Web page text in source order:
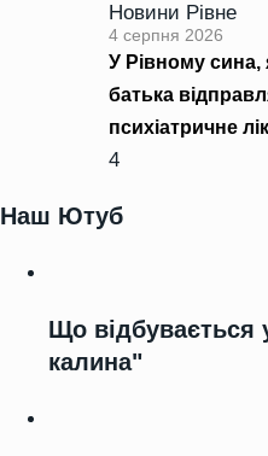
Новини Рівне
4 серпня 2026
У Рівному сина,
батька
психіатричне
4
Наш Ютуб
Що відбувається
калина"